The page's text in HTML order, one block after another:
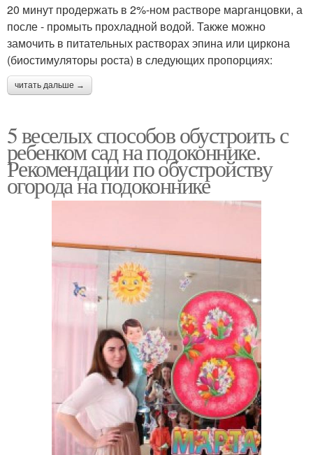
20 минут продержать в 2%-ном растворе марганцовки, а
после - промыть прохладной водой. Также можно
замочить в питательных растворах эпина или циркона
(биостимуляторы роста) в следующих пропорциях:
читать дальше →
5 веселых способов обустроить с
ребенком сад на подоконнике.
Рекомендации по обустройству
огорода на подоконнике